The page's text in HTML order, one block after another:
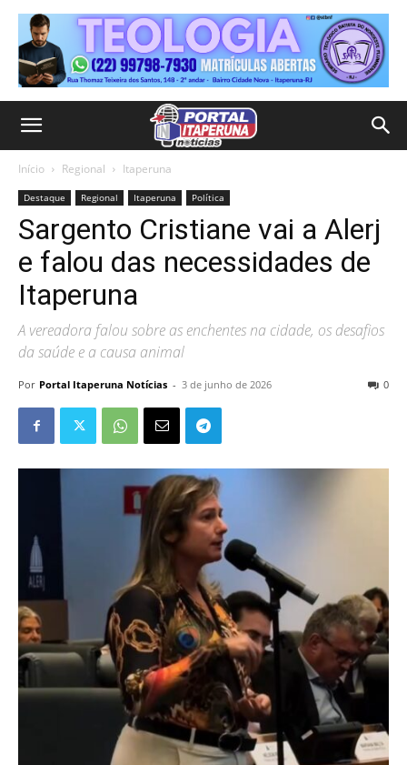
Início Regional Itaperuna
Destaque Regional Itaperuna Política
Sargento Cristiane vai a Alerj
e falou das necessidades de
Itaperuna
A vereadora falou sobre as enchentes na cidade, os desafios
da saúde e a causa animal
Por Portal Itaperuna Notícias - 3 de junho de 2026 0